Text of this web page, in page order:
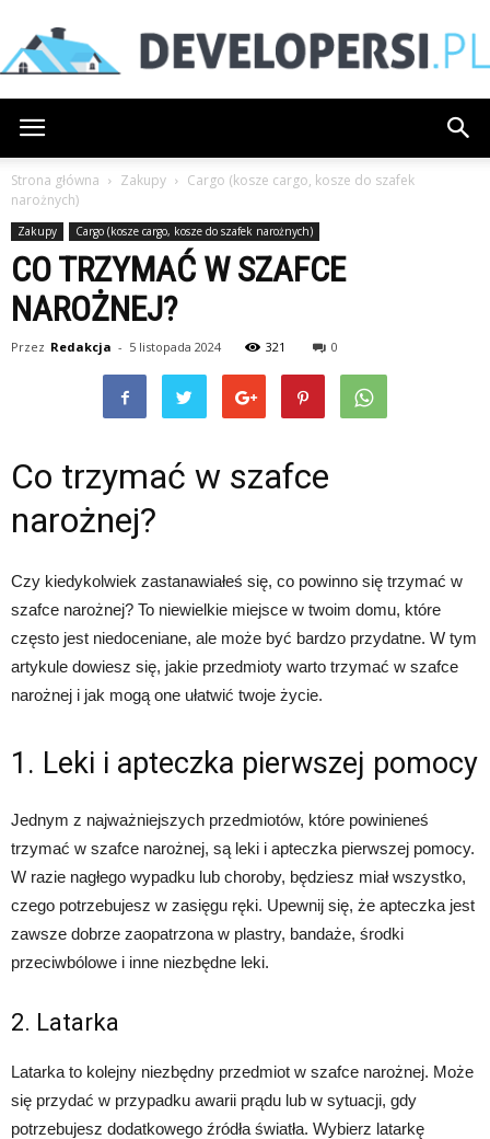
Strona główna Zakupy
Cargo (kosze cargo, kosze do szafek
narożnych)
Zakupy Cargo (kosze cargo, kosze do szafek narożnych)
CO TRZYMAĆ W SZAFCE
NAROŻNEJ?
Przez Redakcja - 5 listopada 2024 321 0
Co trzymać w szafce
narożnej?
Czy kiedykolwiek zastanawiałeś się, co powinno się trzymać w
szafce narożnej? To niewielkie miejsce w twoim domu, które
często jest niedoceniane, ale może być bardzo przydatne. W tym
artykule dowiesz się, jakie przedmioty warto trzymać w szafce
narożnej i jak mogą one ułatwić twoje życie.
1. Leki i apteczka pierwszej pomocy
Jednym z najważniejszych przedmiotów, które powinieneś
trzymać w szafce narożnej, są leki i apteczka pierwszej pomocy.
W razie nagłego wypadku lub choroby, będziesz miał wszystko,
czego potrzebujesz w zasięgu ręki. Upewnij się, że apteczka jest
zawsze dobrze zaopatrzona w plastry, bandaże, środki
przeciwbólowe i inne niezbędne leki.
2. Latarka
Latarka to kolejny niezbędny przedmiot w szafce narożnej. Może
się przydać w przypadku awarii prądu lub w sytuacji, gdy
potrzebujesz dodatkowego źródła światła. Wybierz latarkę